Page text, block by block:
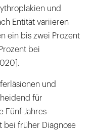
und
Entität variieren
ein bis zwei Prozent
bei
und
für
Fünf-Jahres-
bei früher Diagnose